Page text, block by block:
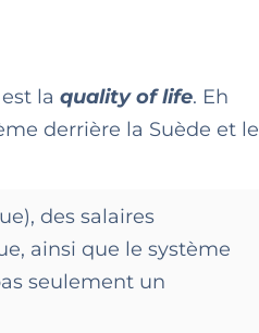
la quality of life. Eh
derrière la Suède et le
des salaires
ainsi que le système
seulement un